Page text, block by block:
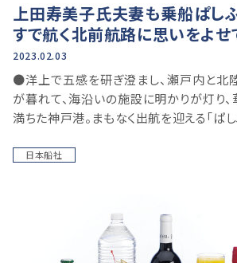
上田寿美子氏夫妻も乗船ぱし
すで航く北前航路に思いをよせ
2023.02.03
●洋上で五感を研ぎ澄まし、瀬戸内と北
が暮れて、海沿いの施設に明かりが灯り
満ちた神戸港。まもなく出航を迎える「ぱ
日本船社